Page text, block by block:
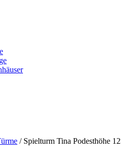
/ Spielturm Tina Podesthöhe